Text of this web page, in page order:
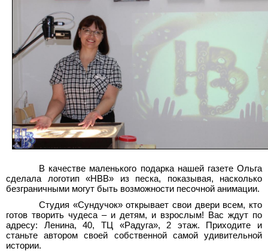
В качестве маленького подарка нашей газете Ольга
сделала логотип «НВВ» из песка, показывая, насколько
безграничными могут быть возможности песочной анимации.
Студия «Сундучок» открывает свои двери всем, кто
готов творить чудеса – и детям, и взрослым! Вас ждут по
адресу: Ленина, 40, ТЦ «Радуга», 2 этаж. Приходите и
станьте автором своей собственной самой удивительной
истории.